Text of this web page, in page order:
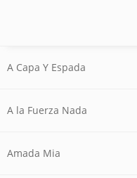
A Capa Y Espada
A la Fuerza Nada
Amada Mia